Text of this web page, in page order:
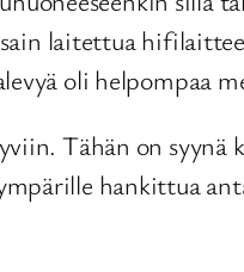
laitettua
oli helpompaa
Tähän on syynä
hankittua